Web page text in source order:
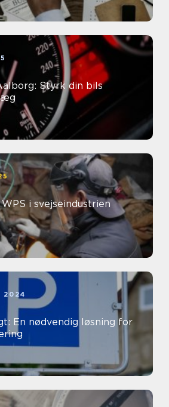
Styrk din bils
i svejseindustrien
2024
En nødvendig løsning for